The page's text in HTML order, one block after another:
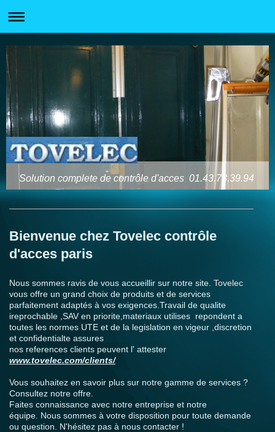
Solution complete de contrôle d'acces 01.43.73.39.94
Bienvenue chez Tovelec contrôle
d'acces paris
Nous sommes ravis de vous accueillir sur notre site. Tovelec
vous offre un grand choix de produits et de services
parfaitement adaptés à vos exigences.Travail de qualite
ireprochable ,SAV en priorite,materiaux utilises repondent a
toutes les normes UTE et de la legislation en vigeur ,discretion
et confidentialte assures
nos references clients peuvent l' attester
www.tovelec.com/clients/
Vous souhaitez en savoir plus sur notre gamme de services ?
Consultez notre offre.
Faites connaissance avec notre entreprise et notre
équipe. Nous sommes à votre disposition pour toute demande
ou question. N'hésitez pas à nous contacter !